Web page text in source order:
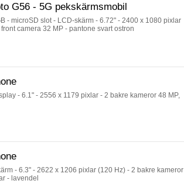
G56 - 5G pekskärmsmobil
- microSD slot - LCD-skärm - 6.72" - 2400 x 1080 pixlar
camera 32 MP - pantone svart ostron
- 6.1" - 2556 x 1179 pixlar - 2 bakre kameror 48 MP,
- 6.3" - 2622 x 1206 pixlar (120 Hz) - 2 bakre kameror
- lavendel